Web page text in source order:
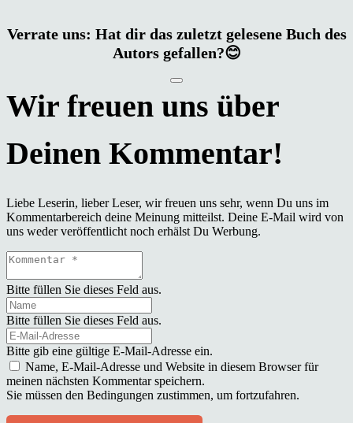
Verrate uns: Hat dir das zuletzt gelesene Buch des
Autors gefallen?😊
Liebe Leserin, lieber Leser, wir freuen uns sehr, wenn Du uns im
Kommentarbereich deine Meinung mitteilst. Deine E-Mail wird von
uns weder veröffentlicht noch erhälst Du Werbung.
Bitte füllen Sie dieses Feld aus.
Bitte füllen Sie dieses Feld aus.
Bitte gib eine gültige E-Mail-Adresse ein.
Name, E-Mail-Adresse und Website in diesem Browser für
meinen nächsten Kommentar speichern.
Sie müssen den Bedingungen zustimmen, um fortzufahren.